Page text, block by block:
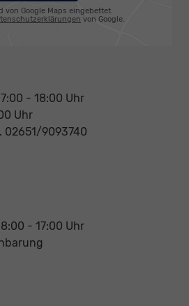
von Google Maps eingebettet.
von Google.
- 18:00 Uhr
Uhr
02651/9093740
- 17:00 Uhr